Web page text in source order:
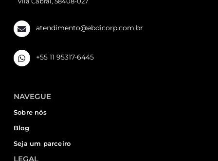
atendimento@ebdicorp.com.br
+55 11 95317-6445
NAVEGUE
Sobre nós
Blog
Seja um parceiro
LEGAL